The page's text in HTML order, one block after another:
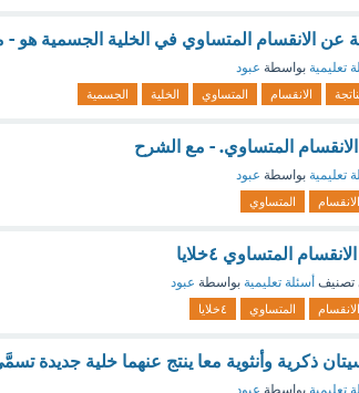
عن الانقسام المتساوي في الخلية الجسمية هو
تعليمية بواسطة عبود
الانقسام المتساوي الخلية الجسمية
الانقسام المتساوي. - مع الشرح
تعليمية بواسطة عبود
الانقسام المتساوي
المتساوي ٤خلايا
تصنيف أسئلة تعليمية بواسطة عبود
الانقسام المتساوي ٤خلايا
ذكرية وأنثوية معا ينتج عنهما خلية جديدة
تعليمية بواسطة عبود